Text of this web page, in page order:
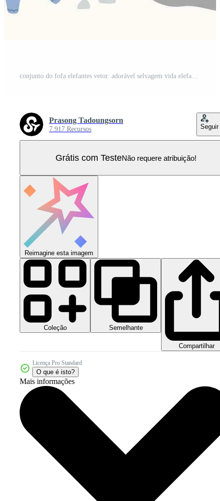
conjunto do fofa elefantes vetor. adorável selvagem vida elefante dentro diferente poses, feliz, sentado, borboleta, flor, árvore. feliz selvagem animais ilustração Projeto para Educação, crianças, poster, adesivos. Vetor Pro
Prasong Tadoungsorn
7.917 Recursos Seguir
Grátis com TesteNão requere atribuição!
Reimagine esta imagem
Coleção Semelhante
Compartilhar
Licença Pro Standard
O que é isto?
Mais informações